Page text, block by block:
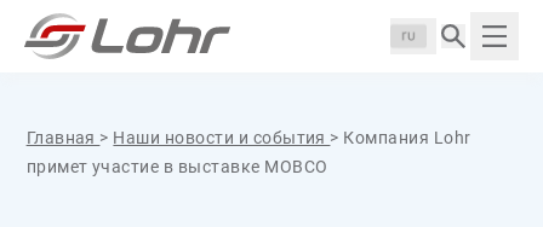
Перейти к содержанию
Langue :
Главная > Наши новости и события > Компания Lohr
примет участие в выставке MOBCO
Панель управления cookies